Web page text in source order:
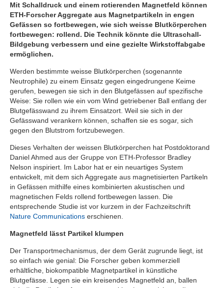
Mit Schalldruck und einem rotierenden Magnetfeld können
ETH-Forscher Aggregate aus Magnetpartikeln in engen
Gefässen so fortbewegen, wie sich weisse Blutkörperchen
fortbewegen: rollend. Die Technik könnte die Ultraschall-
Bildgebung verbessern und eine gezielte Wirkstoffabgabe
ermöglichen.
Werden bestimmte weisse Blutkörperchen (sogenannte
Neutrophile) zu einem Einsatz gegen eingedrungene Keime
gerufen, bewegen sie sich in den Blutgefässen auf spezifische
Weise: Sie rollen wie ein vom Wind getriebener Ball entlang der
Blutgefässwand zu ihrem Einsatzort. Weil sie sich in der
Gefässwand verankern können, schaffen sie es sogar, sich
gegen den Blutstrom fortzubewegen.
Dieses Verhalten der weissen Blutkörperchen hat Postdoktorand
Daniel Ahmed aus der Gruppe von ETH-Professor Bradley
Nelson inspiriert. Im Labor hat er ein neuartiges System
entwickelt, mit dem sich Aggregate aus magnetisierten Partikeln
in Gefässen mithilfe eines kombinierten akustischen und
magnetischen Felds rollend fortbewegen lassen. Die
entsprechende Studie ist vor kurzem in der Fachzeitschrift
Nature Communications erschienen.
Magnetfeld lässt Partikel klumpen
Der Transportmechanismus, der dem Gerät zugrunde liegt, ist
so einfach wie genial: Die Forscher geben kommerziell
erhältliche, biokompatible Magnetpartikel in künstliche
Blutgefässe. Legen sie ein kreisendes Magnetfeld an, ballen